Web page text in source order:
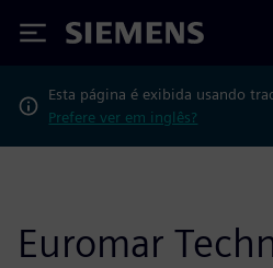
Siemens
Esta página é exibida usando
Prefere ver em inglês?
Euromar